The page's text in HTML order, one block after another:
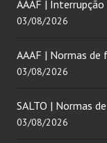
AAAF |
03/08/2026
AAAF | Normas
03/08/2026
SALTO | Normas
03/08/2026